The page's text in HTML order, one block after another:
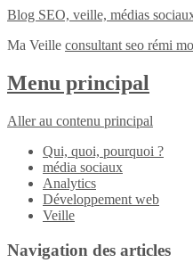
Blog SEO, veille, médias
Ma Veille consultant seo rémi
Menu principal
Aller au contenu principal
Qui, quoi, pourquoi ?
média sociaux
Analytics
Développement web
Veille
Navigation des articles